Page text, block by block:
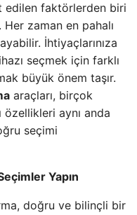
edilen faktörlerden biri
zaman en pahalı
İhtiyaçlarınıza
seçmek için farklı
büyük önem taşır.
araçları, birçok
özellikleri aynı anda
seçimi
Yapın
doğru ve bilinçli bir